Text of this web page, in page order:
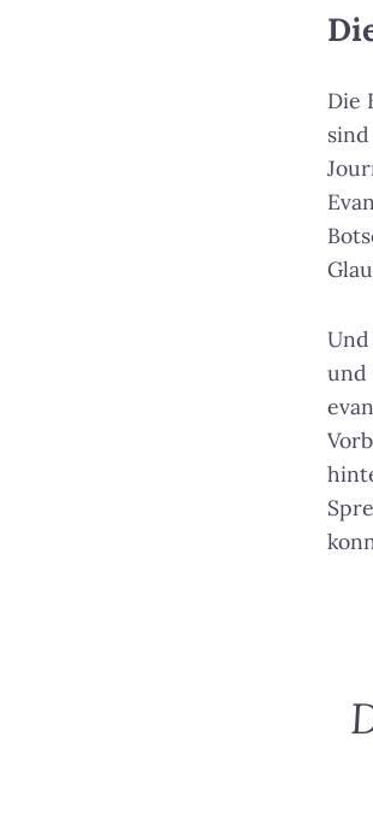
Die
und